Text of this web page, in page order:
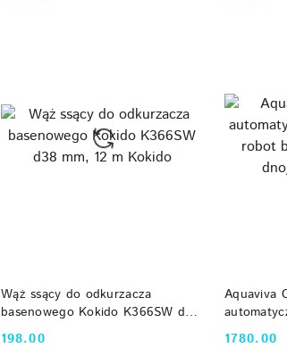
Wąż ssący do odkurzacza
basenowego Kokido K366SW d38
mm, 12 m Kokido
Cena:
198.00
DO KOSZYKA
Aquaviva
robot
ściany, 110
Cena:
1780.00